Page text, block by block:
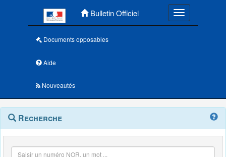
Bulletin Officiel Toggle
Documents opposables
Aide
Nouveautés
Navigation
outils
Menu
contextuel
Recherche